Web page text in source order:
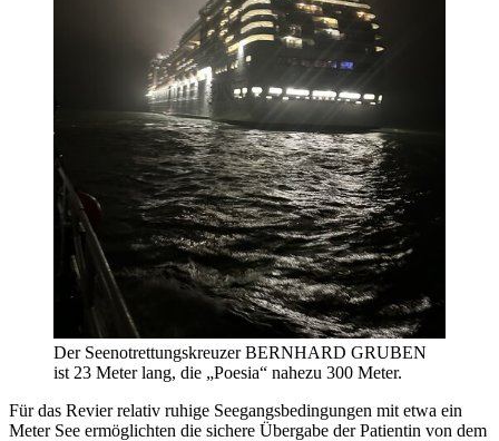
Der Seenotrettungskreuzer BERNHARD GRUBEN
ist 23 Meter lang, die „Poesia“ nahezu 300 Meter.
Für das Revier relativ ruhige Seegangsbedingungen mit etwa ein
Meter See ermöglichten die sichere Übergabe der Patientin von dem